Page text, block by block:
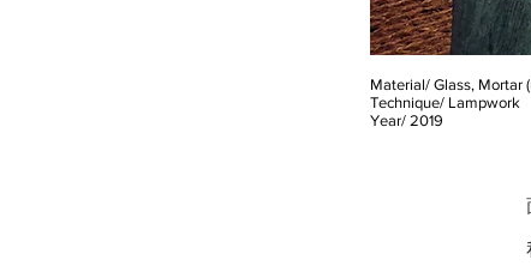
Material/ Glass, Mortar
Technique/ Lampwork
Year/ 2019